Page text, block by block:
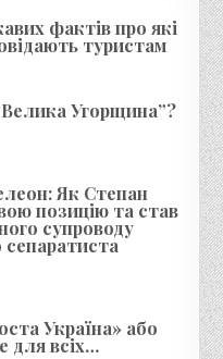
фактів про які
туристам
Угорщина”?
Як Степан
позицію та став
супроводу
сепаратиста
Україна» або
для всіх…